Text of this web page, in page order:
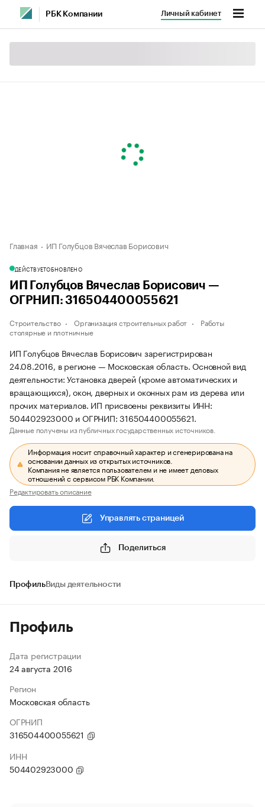
РБК Компании Личный кабинет
Главная ИП Голубцов Вячеслав Борисович
ДЕЙСТВУЕТОБНОВЛЕНО
ИП Голубцов Вячеслав Борисович —
ОГРНИП: 316504400055621
Строительство Организация строительных работ
Работы
столярные и плотничные
ИП Голубцов Вячеслав Борисович зарегистрирован
24.08.2016, в регионе — Московская область. Основной вид
деятельности: Установка дверей (кроме автоматических и
вращающихся), окон, дверных и оконных рам из дерева или
прочих материалов. ИП присвоены реквизиты ИНН:
504402923000 и ОГРНИП: 316504400055621.
Данные получены из публичных государственных источников.
Информация носит справочный характер и сгенерирована на
основании данных из открытых источников.
Компания не является пользователем и не имеет деловых
отношений с сервисом РБК Компании.
Редактировать описание
Управлять страницей
Поделиться
ПрофильВиды деятельности
Профиль
Дата регистрации
24 августа 2016
Регион
Московская область
ОГРНИП
316504400055621
ИНН
504402923000